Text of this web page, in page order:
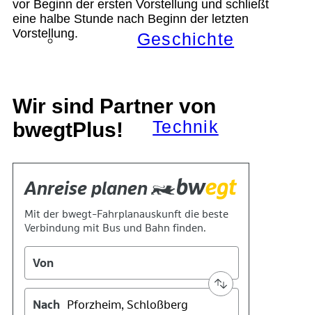
Geschichte
Technik
Standort
Verein
vor Beginn der ersten Vorstellung und schließt
eine halbe Stunde nach Beginn der letzten
Vorstellung.
Wir sind Partner von
bwegtPlus!